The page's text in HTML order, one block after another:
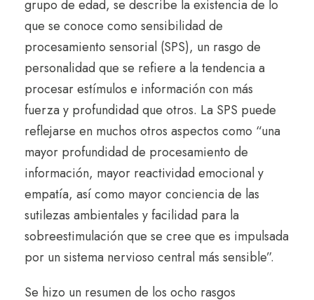
grupo de edad, se describe la existencia de lo
que se conoce como sensibilidad de
procesamiento sensorial (SPS), un rasgo de
personalidad que se refiere a la tendencia a
procesar estímulos e información con más
fuerza y ​​profundidad que otros. La SPS puede
reflejarse en muchos otros aspectos como “una
mayor profundidad de procesamiento de
información, mayor reactividad emocional y
empatía, así como mayor conciencia de las
sutilezas ambientales y facilidad para la
sobreestimulación que se cree que es impulsada
por un sistema nervioso central más sensible”.
Se hizo un resumen de los ocho rasgos